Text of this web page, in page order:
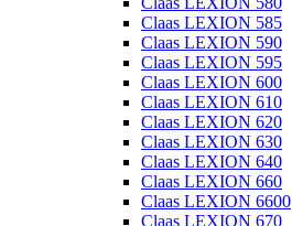
Claas LEXION 585
Claas LEXION 590
Claas LEXION 595
Claas LEXION 600
Claas LEXION 610
Claas LEXION 620
Claas LEXION 630
Claas LEXION 640
Claas LEXION 660
Claas LEXION 6600
Claas LEXION 670